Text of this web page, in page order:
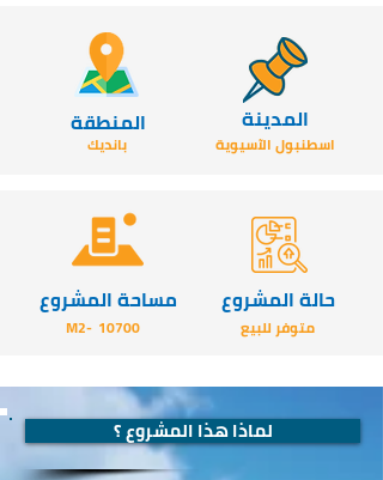
المنطقة
بانديك
المدينة
اسطنبول الآسيوية
مساحة المشروع
10700
-M2
حالة المشروع
متوفر للبيع
لماذا هذا المشروع ؟